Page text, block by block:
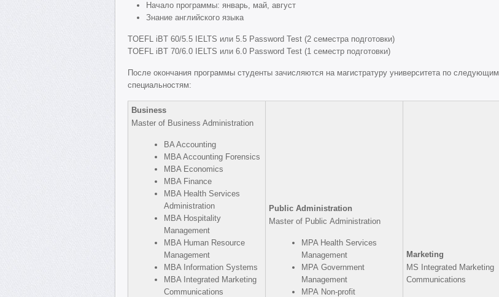
Начало программы: январь, май, август
Знание английского языка
TOEFL iBT 60/5.5 IELTS или 5.5 Password Test (2 семестра подготовки)
TOEFL iBT 70/6.0 IELTS или 6.0 Password Test (1 семестр подготовки)
После окончания программы студенты зачисляются на магистратуру университета по следующим
специальностям:
Business
Master of Business Administration
BA Accounting
MBA Accounting Forensics
MBA Economics
MBA Finance
MBA Health Services
Administration
MBA Hospitality
Management
MBA Human Resource
Management
MBA Information Systems
MBA Integrated Marketing
Communications
Public Administration
Master of Public Administration
MPA Health Services
Management
MPA Government
Management
MPA Non-profit
Marketing
MS Integrated Marketing
Communications